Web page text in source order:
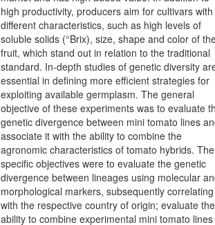
high productivity, producers aim for cultivars with
different characteristics, such as high levels of
soluble solids (°Brix), size, shape and color of
fruit, which stand out in relation to the traditional
standard. In-depth studies of genetic diversity
essential in defining more efficient strategies for
exploiting available germplasm. The general
objective of these experiments was to evaluate
genetic divergence between mini tomato lines
associate it with the ability to combine the
agronomic characteristics of tomato hybrids. The
specific objectives were to evaluate the genetic
divergence between lineages using molecular
morphological markers, subsequently correlating
with the respective country of origin; evaluate the
ability to combine experimental mini tomato lines